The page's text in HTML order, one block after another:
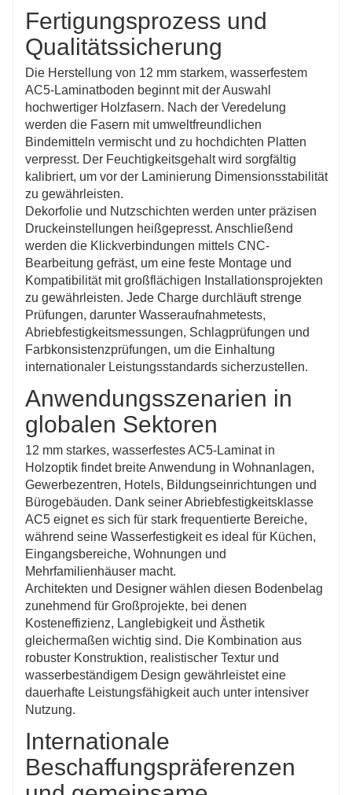
Fertigungsprozess und
Qualitätssicherung
Die Herstellung von 12 mm starkem, wasserfestem
AC5-Laminatboden beginnt mit der Auswahl
hochwertiger Holzfasern. Nach der Veredelung
werden die Fasern mit umweltfreundlichen
Bindemitteln vermischt und zu hochdichten Platten
verpresst. Der Feuchtigkeitsgehalt wird sorgfältig
kalibriert, um vor der Laminierung Dimensionsstabilität
zu gewährleisten.
Dekorfolie und Nutzschichten werden unter präzisen
Druckeinstellungen heißgepresst. Anschließend
werden die Klickverbindungen mittels CNC-
Bearbeitung gefräst, um eine feste Montage und
Kompatibilität mit großflächigen Installationsprojekten
zu gewährleisten. Jede Charge durchläuft strenge
Prüfungen, darunter Wasseraufnahmetests,
Abriebfestigkeitsmessungen, Schlagprüfungen und
Farbkonsistenzprüfungen, um die Einhaltung
internationaler Leistungsstandards sicherzustellen.
Anwendungsszenarien in
globalen Sektoren
12 mm starkes, wasserfestes AC5-Laminat in
Holzoptik findet breite Anwendung in Wohnanlagen,
Gewerbezentren, Hotels, Bildungseinrichtungen und
Bürogebäuden. Dank seiner Abriebfestigkeitsklasse
AC5 eignet es sich für stark frequentierte Bereiche,
während seine Wasserfestigkeit es ideal für Küchen,
Eingangsbereiche, Wohnungen und
Mehrfamilienhäuser macht.
Architekten und Designer wählen diesen Bodenbelag
zunehmend für Großprojekte, bei denen
Kosteneffizienz, Langlebigkeit und Ästhetik
gleichermaßen wichtig sind. Die Kombination aus
robuster Konstruktion, realistischer Textur und
wasserbeständigem Design gewährleistet eine
dauerhafte Leistungsfähigkeit auch unter intensiver
Nutzung.
Internationale
Beschaffungspräferenzen